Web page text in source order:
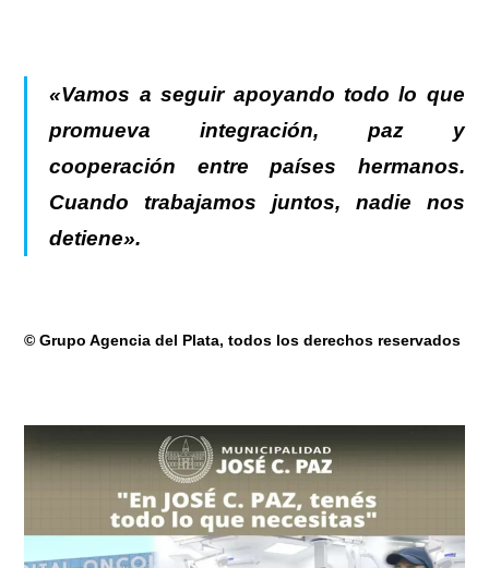
«Vamos a seguir apoyando todo lo que
promueva integración, paz y
cooperación entre países hermanos.
Cuando trabajamos juntos, nadie nos
detiene».
© Grupo Agencia del Plata, todos los derechos reservados